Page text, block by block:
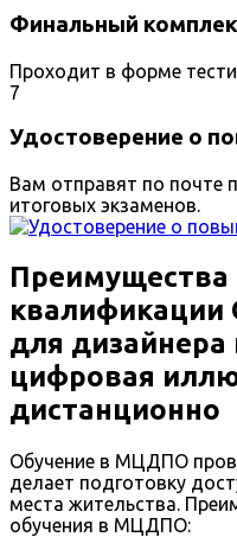
Финальный
Проходит в форме
7
Удостоверение о
Вам отправят по почте
итоговых экзаменов.
квалификации
для дизайнера
цифровая
дистанционно
Обучение в МЦДПО
делает подготовку
места жительства.
обучения в МЦДПО: